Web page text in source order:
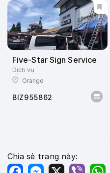
Five-Star Sign Service
Dịch vụ
Orange
BIZ955862
Chia sẻ trang này:
FacebookMessenger
X Viber